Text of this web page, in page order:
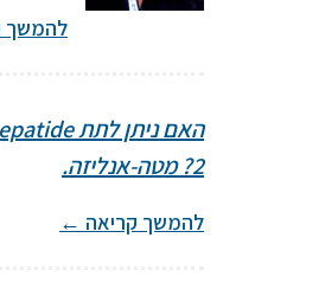
להמשך
2? מטה-אנליזה.
להמשך קריאה ←